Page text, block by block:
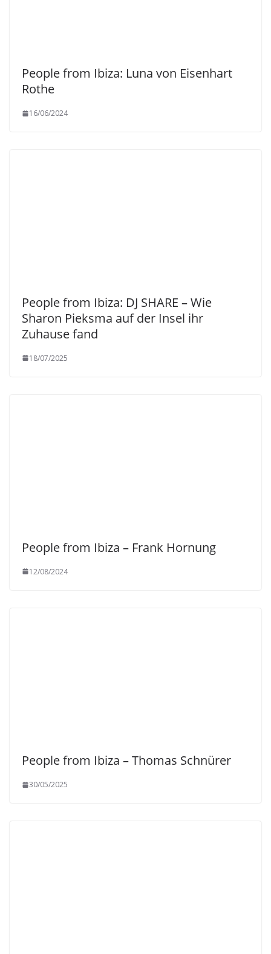
People from Ibiza: Luna von Eisenhart
Rothe
16/06/2024
People from Ibiza: DJ SHARE – Wie
Sharon Pieksma auf der Insel ihr
Zuhause fand
18/07/2025
People from Ibiza – Frank Hornung
12/08/2024
People from Ibiza – Thomas Schnürer
30/05/2025